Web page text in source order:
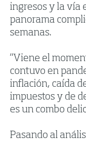
ingresos y la vía
panorama
semanas.
“Viene el
contuvo en
inflación, caída
impuestos y de
es un combo
Pasando al